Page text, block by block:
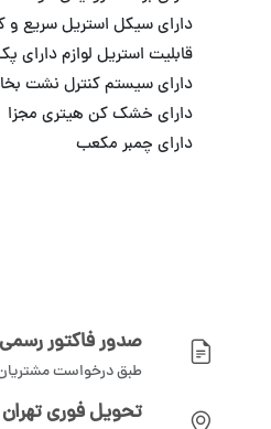
دارای سیکل استریل سریع و
قابلیت استریل لوازم
دارای سیستم کنترل نشت
دارای خشک کن هیتری مجزا
دارای چمبر مکعب
صدور فاکتور رسمی
طبق درخواست
تحویل فوری تهران